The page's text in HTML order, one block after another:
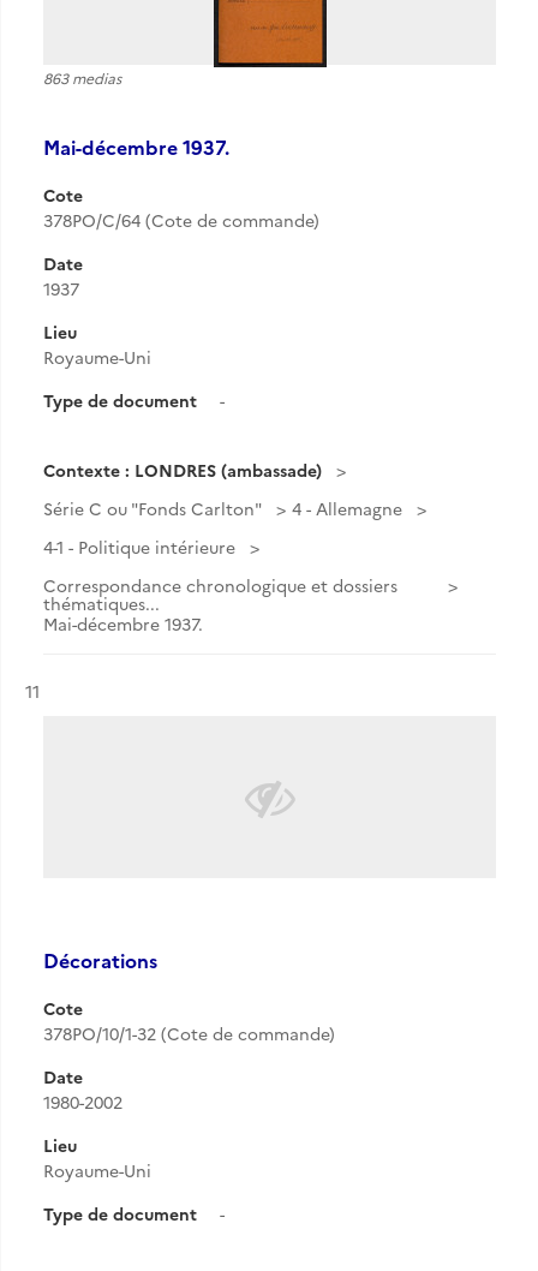
863 medias
Mai-décembre 1937.
Cote
378PO/C/64 (Cote de commande)
Date
1937
Lieu
Royaume-Uni
Type de document
-
Contexte : LONDRES (ambassade)
Série C ou "Fonds Carlton"
4 - Allemagne
4-1 - Politique intérieure
Correspondance chronologique et dossiers
thématiques...
Mai-décembre 1937.
Résultat n°
11
Décorations
Cote
378PO/10/1-32 (Cote de commande)
Date
1980-2002
Lieu
Royaume-Uni
Type de document
-